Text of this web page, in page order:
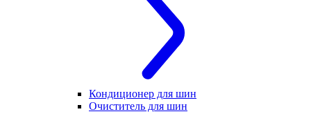
Кондиционер для шин
Очиститель для шин